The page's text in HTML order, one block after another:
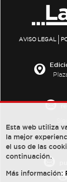
AVISO LEGAL
Esta web utiliza
la mejor
el uso de las
continuación.
Más información: